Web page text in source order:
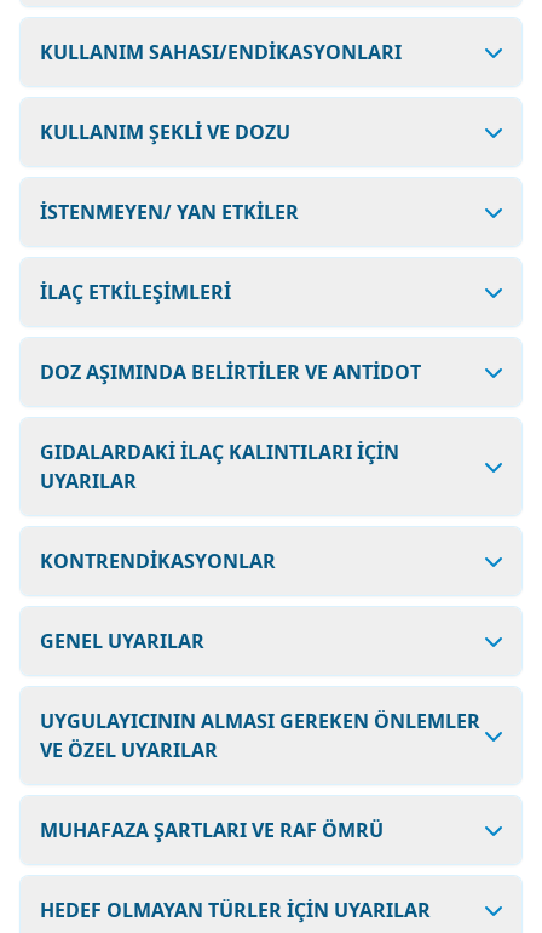
KULLANIM SAHASI/ENDİKASYONLARI
KULLANIM ŞEKLİ VE DOZU
İSTENMEYEN/ YAN ETKİLER
İLAÇ ETKİLEŞİMLERİ
DOZ AŞIMINDA BELİRTİLER VE ANTİDOT
GIDALARDAKİ İLAÇ KALINTILARI İÇİN
UYARILAR
KONTRENDİKASYONLAR
GENEL UYARILAR
UYGULAYICININ ALMASI GEREKEN ÖNLEMLER
VE ÖZEL UYARILAR
MUHAFAZA ŞARTLARI VE RAF ÖMRÜ
HEDEF OLMAYAN TÜRLER İÇİN UYARILAR